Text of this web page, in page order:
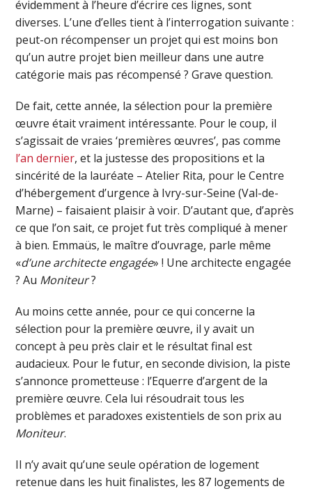
évidemment à l’heure d’écrire ces lignes, sont
diverses. L’une d’elles tient à l’interrogation suivante :
peut-on récompenser un projet qui est moins bon
qu’un autre projet bien meilleur dans une autre
catégorie mais pas récompensé ? Grave question.
De fait, cette année, la sélection pour la première
œuvre était vraiment intéressante. Pour le coup, il
s’agissait de vraies ‘premières œuvres’, pas comme
l’an dernier, et la justesse des propositions et la
sincérité de la lauréate – Atelier Rita, pour le Centre
d’hébergement d’urgence à Ivry-sur-Seine (Val-de-
Marne) – faisaient plaisir à voir. D’autant que, d’après
ce que l’on sait, ce projet fut très compliqué à mener
à bien. Emmaüs, le maître d’ouvrage, parle même
«d’une architecte engagée» ! Une architecte engagée
? Au Moniteur?
Au moins cette année, pour ce qui concerne la
sélection pour la première œuvre, il y avait un
concept à peu près clair et le résultat final est
audacieux. Pour le futur, en seconde division, la piste
s’annonce prometteuse : l’Equerre d’argent de la
première œuvre. Cela lui résoudrait tous les
problèmes et paradoxes existentiels de son prix au
Moniteur.
Il n’y avait qu’une seule opération de logement
retenue dans les huit finalistes, les 87 logements de